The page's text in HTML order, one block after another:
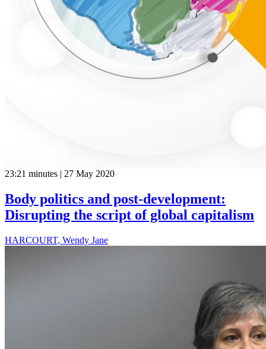
23:21 minutes | 27 May 2020
Body politics and post-development:
Disrupting the script of global capitalism
HARCOURT, Wendy Jane